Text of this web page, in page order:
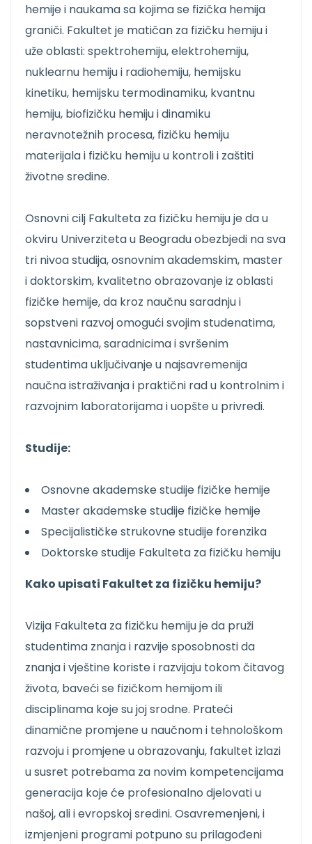
hemije i naukama sa kojima se fizička hemija
graniči. Fakultet je matičan za fizičku hemiju i
uže oblasti: spektrohemiju, elektrohemiju,
nuklearnu hemiju i radiohemiju, hemijsku
kinetiku, hemijsku termodinamiku, kvantnu
hemiju, biofizičku hemiju i dinamiku
neravnotežnih procesa, fizičku hemiju
materijala i fizičku hemiju u kontroli i zaštiti
životne sredine.
Osnovni cilj Fakulteta za fizičku hemiju je da u
okviru Univerziteta u Beogradu obezbjedi na sva
tri nivoa studija, osnovnim akademskim, master
i doktorskim, kvalitetno obrazovanje iz oblasti
fizičke hemije, da kroz naučnu saradnju i
sopstveni razvoj omogući svojim studenatima,
nastavnicima, saradnicima i svršenim
studentima uključivanje u najsavremenija
naučna istraživanja i praktični rad u kontrolnim i
razvojnim laboratorijama i uopšte u privredi.
Studije:
Osnovne akademske studije fizičke hemije
Master akademske studije fizičke hemije
Specijalističke strukovne studije forenzika
Doktorske studije Fakulteta za fizičku hemiju
Kako upisati Fakultet za fizičku hemiju?
Vizija Fakulteta za fizičku hemiju je da pruži
studentima znanja i razvije sposobnosti da
znanja i vještine koriste i razvijaju tokom čitavog
života, baveći se fizičkom hemijom ili
disciplinama koje su joj srodne. Prateći
dinamične promjene u naučnom i tehnološkom
razvoju i promjene u obrazovanju, fakultet izlazi
u susret potrebama za novim kompetencijama
generacija koje će profesionalno djelovati u
našoj, ali i evropskoj sredini. Osavremenjeni, i
izmjenjeni programi potpuno su prilagođeni